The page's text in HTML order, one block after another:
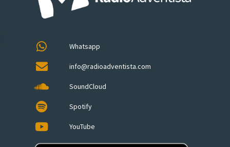
Whatsapp
info@radioadventista.com
SoundCloud
Spotify
YouTube